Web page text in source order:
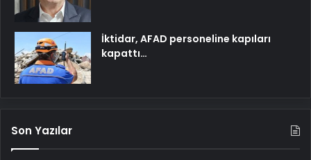
İktidar, AFAD personeline kapıları
kapattı…
Son Yazılar